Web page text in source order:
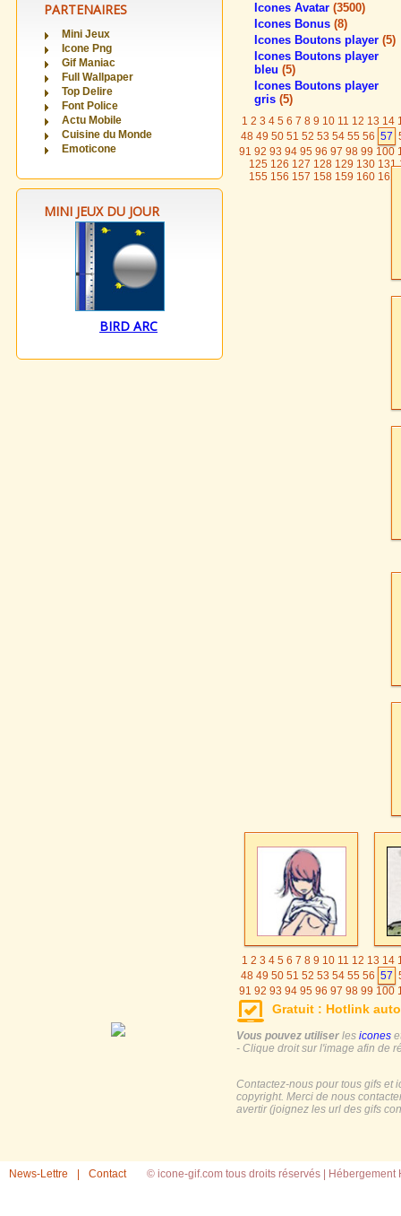
PARTENAIRES
Mini Jeux
Icone Png
Gif Maniac
Full Wallpaper
Top Delire
Font Police
Actu Mobile
Cuisine du Monde
Emoticone
MINI JEUX DU JOUR
BIRD ARC
Icones Avatar (3500)
Icones Bonus (8)
Icones Boutons player (5)
Icones Boutons player
bleu (5)
Icones Boutons player
gris (5)
1 2 3 4 5 6 7 8 9 10 11 12 13 14
48 49 50 51 52 53 54 55 56 57
91 92 93 94 95 96 97 98 99 100
125 126 127 128 129 130 131
155 156 157 158 159 160 161
1 2 3 4 5 6 7 8 9 10 11 12 13 14
48 49 50 51 52 53 54 55 56 57
91 92 93 94 95 96 97 98 99 100
125
126 127 128 129 130 131
155
156 157 158 159 160 161
Gratuit : Hotlink
Vous pouvez utiliser les icones
- Clique droit sur l'image afin de
Contactez-nous pour tous gifs et
copyright. Merci de nous
avertir (joignez les url des gifs
News-Lettre Contact © icone-gif.com tous droits réservés | Hébergement